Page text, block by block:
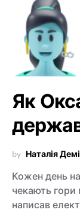
Як
by Наталія
Кожен день на
чекають гори
написав